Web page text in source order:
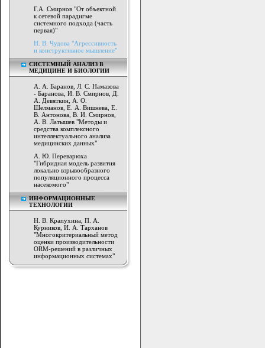
Г.А. Смирнов "От объектной
к сетевой парадигме
системного подхода (часть
первая)"
Н. В. Чудова "Агрессивность
и конструктивное мышление"
СИСТЕМНЫЙ АНАЛИЗ В
МЕДИЦИНЕ И БИОЛОГИИ
А. А. Баранов, Л. С. Намазова
- Баранова, И. В. Смирнов, Д.
А. Девяткин, А. О.
Шелманов, Е. А. Вишнева, Е.
В. Антонова, В. И. Смирнов,
А. В. Латышев "Методы и
средства комплексного
интеллектуального анализа
медицинских данных"
А. Ю. Переварюха
"Гибридная модель развития
локально взрывообразного
популяционного процесса
насекомого"
ИНФОРМАЦИОННЫЕ
ТЕХНОЛОГИИ
Н. В. Крапухина, П. А.
Курников, И. А. Тарханов
"Многокритериальный метод
оценки производительности
ORM-решений в различных
информационных системах"